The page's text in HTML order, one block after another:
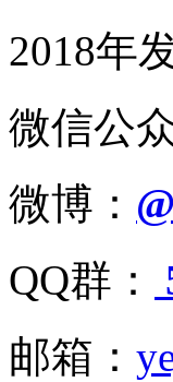
2018年
微信公
微博：
QQ群：
邮箱：